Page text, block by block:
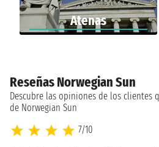
Atenas
Reseñas Norwegian Sun
Descubre las opiniones de los clientes
de Norwegian Sun
7/10